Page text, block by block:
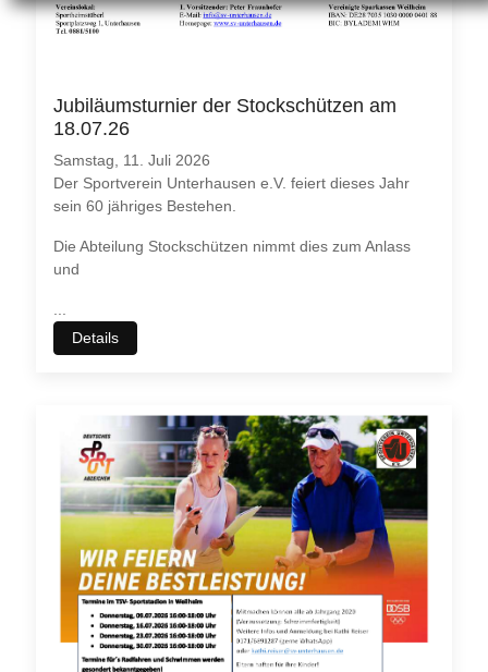
Jubiläumsturnier der Stockschützen am
18.07.26
Samstag, 11. Juli 2026
Der Sportverein Unterhausen e.V. feiert dieses Jahr
sein 60 jähriges Bestehen.
Die Abteilung Stockschützen nimmt dies zum Anlass
und
Details